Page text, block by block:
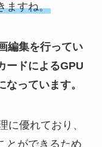
ますね。
編集を行ってい
ードによるGPU
っています。
に優れており、
とができるため